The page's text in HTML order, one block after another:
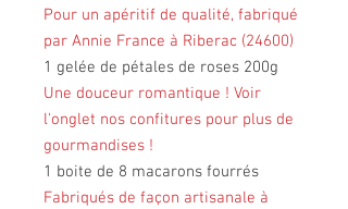
Pour un apéritif de qualité, fabriqué
par Annie France à Riberac (24600)
1 gelée de pétales de roses 200g
Une douceur romantique ! Voir
l'onglet nos confitures pour plus de
gourmandises !
1 boite de 8 macarons fourrés
Fabriqués de façon artisanale à